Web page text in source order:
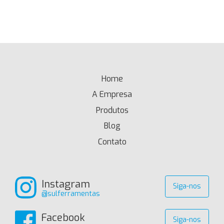
Home
A Empresa
Produtos
Blog
Contato
Instagram
@sulferramentas
Siga-nos
Facebook Siga-nos